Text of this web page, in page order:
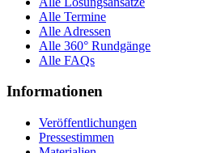
Alle Termine
Alle Adressen
Alle 360° Rundgänge
Alle FAQs
Informationen
Veröffentlichungen
Pressestimmen